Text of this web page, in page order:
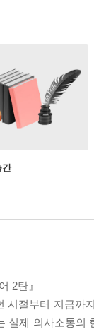
간
2탄』
시절부터 지금까
실제 의사소통의